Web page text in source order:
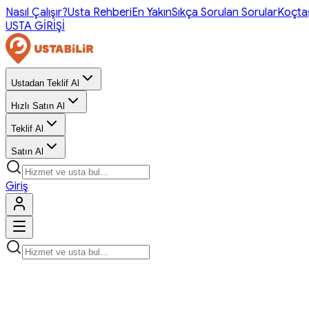
Nasıl Çalışır?Usta RehberiEn YakınSıkça Sorulan Sorular
USTA GİRİŞİ
Ustadan Teklif Al
Hızlı Satın Al
Teklif Al
Satın Al
Giriş